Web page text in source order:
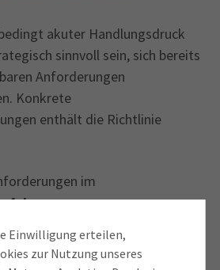
Einwilligung erteilen,
zur Nutzung unseres
akuter Handlungsdruck
sinnvoll sein, sich bereits
Anforderungen
Konkrete
enthält die Richtlinie
im
Kollegen